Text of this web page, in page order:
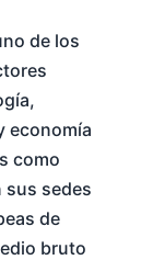
de los
economía
como
sus sedes
de
bruto